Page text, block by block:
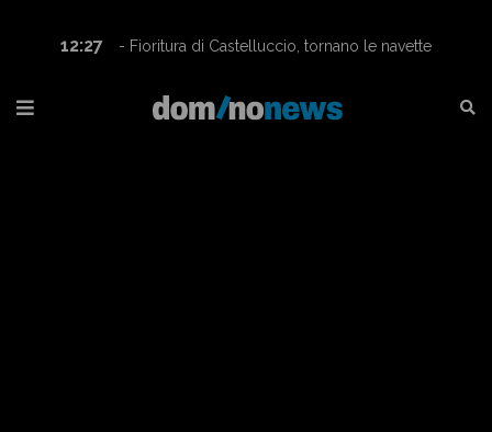
12:27
- Fioritura di Castelluccio, tornano le navette